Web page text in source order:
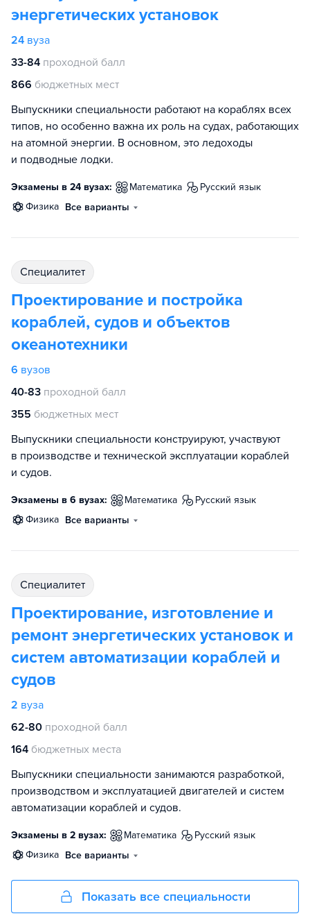
энергетических установок
24 вуза
33-84 проходной балл
866 бюджетных мест
Выпускники специальности работают на кораблях всех
типов, но особенно важна их роль на судах, работающих
на атомной энергии. В основном, это ледоходы
и подводные лодки.
Экзамены в 24 вузах: математика
русский язык
физика Все варианты
специалитет
Проектирование и постройка
кораблей, судов и объектов
океанотехники
6 вузов
40-83 проходной балл
355 бюджетных мест
Выпускники специальности конструируют, участвуют
в производстве и технической эксплуатации кораблей
и судов.
Экзамены в 6 вузах: математика
русский язык
физика Все варианты
специалитет
Проектирование, изготовление и
ремонт энергетических установок и
систем автоматизации кораблей и
судов
2 вуза
62-80 проходной балл
164 бюджетных места
Выпускники специальности занимаются разработкой,
производством и эксплуатацией двигателей и систем
автоматизации кораблей и судов.
Экзамены в 2 вузах: математика
русский язык
физика Все варианты
Показать все специальности